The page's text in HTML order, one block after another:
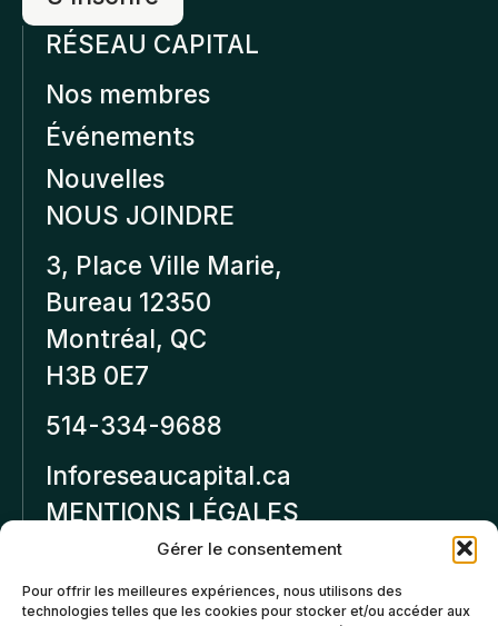
Gérer le consentement
Pour offrir les meilleures expériences, nous utilisons des
technologies telles que les cookies pour stocker et/ou accéder aux
RÉSEAU CAPITAL
Nos membres
Événements
Nouvelles
NOUS JOINDRE
3, Place Ville Marie,
Bureau 12350
Montréal, QC
H3B 0E7
514-334-9688
Inforeseaucapital.ca
MENTIONS LÉGALES
Politique de
confidentialité